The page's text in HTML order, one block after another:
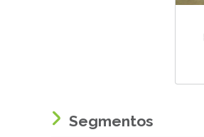
Segmentos